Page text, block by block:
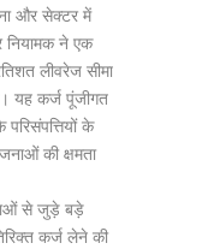
और सेक्टर में
नियामक ने एक
लीवरेज सीमा
यह कर्ज पूंजीगत
के
की क्षमता
से जुड़े बड़े
कर्ज लेने की